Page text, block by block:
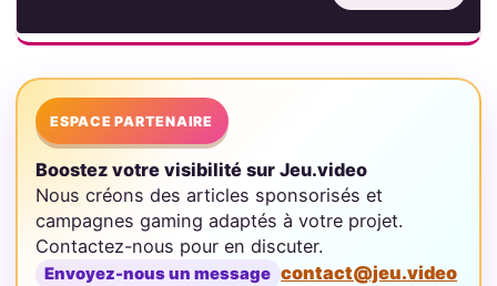
ESPACE PARTENAIRE
Boostez votre visibilité sur Jeu.video
Nous créons des articles sponsorisés et
campagnes gaming adaptés à votre projet.
Contactez-nous pour en discuter.
Envoyez-nous un message contact@jeu.video